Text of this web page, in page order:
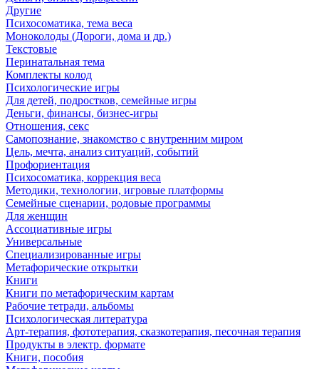
Другие
Психосоматика, тема веса
Моноколоды (Дороги, дома и др.)
Текстовые
Перинатальная тема
Комплекты колод
Психологические игры
Для детей, подростков, семейные игры
Деньги, финансы, бизнес-игры
Отношения, секс
Самопознание, знакомство с внутренним миром
Цель, мечта, анализ ситуаций, событий
Профориентация
Психосоматика, коррекция веса
Методики, технологии, игровые платформы
Семейные сценарии, родовые программы
Для женщин
Ассоциативные игры
Универсальные
Специализированные игры
Метафорические открытки
Книги
Книги по метафорическим картам
Рабочие тетради, альбомы
Психологическая литература
Арт-терапия, фототерапия, сказкотерапия, песочная терапия
Продукты в электр. формате
Книги, пособия